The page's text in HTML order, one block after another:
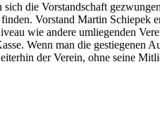
die Vorstandschaft
Vorstand Martin
wie andere umliegenden
Wenn man die gestiegenen
der Verein, ohne seine